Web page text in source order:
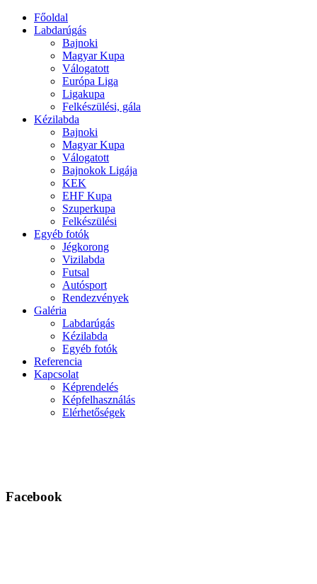
Főoldal
Labdarúgás
Bajnoki
Magyar Kupa
Válogatott
Európa Liga
Ligakupa
Felkészülési, gála
Kézilabda
Bajnoki
Magyar Kupa
Válogatott
Bajnokok Ligája
KEK
EHF Kupa
Szuperkupa
Felkészülési
Egyéb fotók
Jégkorong
Vizilabda
Futsal
Autósport
Rendezvények
Galéria
Labdarúgás
Kézilabda
Egyéb fotók
Referencia
Kapcsolat
Képrendelés
Képfelhasználás
Elérhetőségek
Facebook